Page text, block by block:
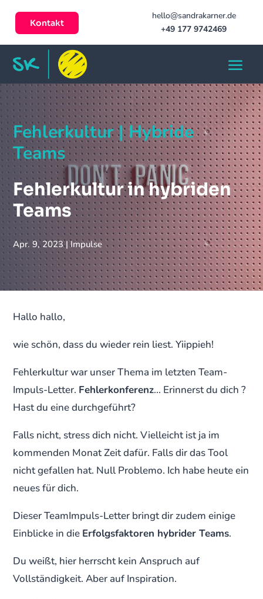
Kontakt
hello@sandrakarner.de
+49 177 9742469
Fehlerkultur | Hybride
Teams
Fehlerkultur in hybriden
Teams
Apr. 9, 2023|Impulse
Hallo hallo,
wie schön, dass du wieder rein liest. Yiippieh!
Fehlerkultur war unser Thema im letzten Team-
Impuls-Letter. Fehlerkonferenz… Erinnerst du dich ?
Hast du eine durchgeführt?
Falls nicht, stress dich nicht. Vielleicht ist ja im
kommenden Monat Zeit dafür. Falls dir das Tool
nicht gefallen hat. Null Problemo. Ich habe heute ein
neues für dich.
Dieser TeamImpuls-Letter bringt dir zudem einige
Einblicke in die Erfolgsfaktoren hybrider Teams.
Du weißt, hier herrscht kein Anspruch auf
Vollständigkeit. Aber auf Inspiration.